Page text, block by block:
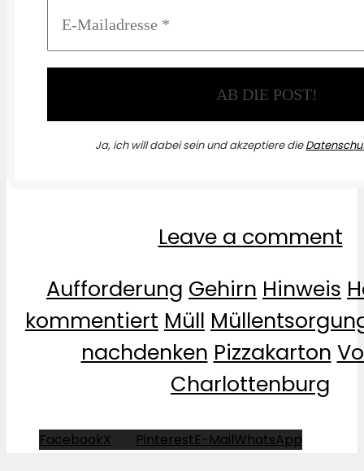
Ja, ich will dabei sein und akzeptiere die
Leave a comment
Aufforderung Gehirn Hinweis
kommentiert Müll
nachdenken Pizzakarton
Charlottenburg
FacebookX PinterestE-MailWhatsApp